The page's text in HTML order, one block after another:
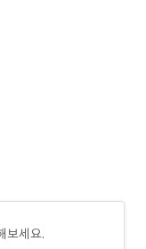
보세요.